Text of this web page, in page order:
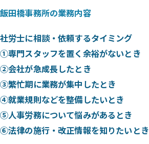
飯田橋事務所の業務内容
社労士に相談・依頼するタイミング
①専門スタッフを置く余裕がないとき
②会社が急成長したとき
③繁忙期に業務が集中したとき
④就業規則などを整備したいとき
⑤人事労務について悩みがあるとき
⑥法律の施行・改正情報を知りたいとき